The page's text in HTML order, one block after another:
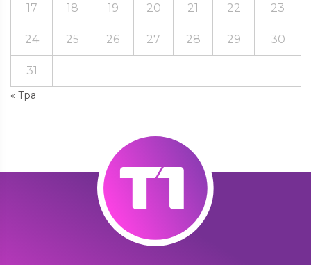
« Тра
17 18 19 20 21 22 23
24 25 26 27 28 29 30
31